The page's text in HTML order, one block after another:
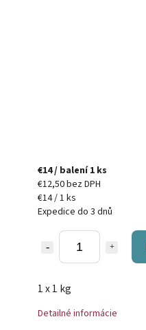
€14/ balení 1 ks
€12,50 bez DPH
€14 / 1 ks
Expedice do 3 dnů
1 x 1 kg
Detailné informácie